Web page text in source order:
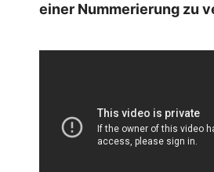
einer Nummerierung zu